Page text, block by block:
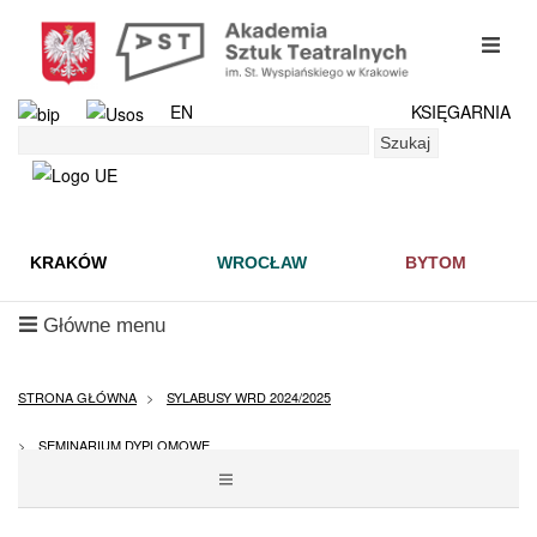
EN
KSIĘGARNIA
Szukaj
KRAKÓW WROCŁAW BYTOM
mobilne
Główne menu
STRONA GŁÓWNA SYLABUSY WRD 2024/2025
SEMINARIUM DYPLOMOWE
POKAŻ
MENU